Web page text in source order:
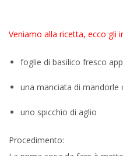
Veniamo alla ricetta, ecco gli
foglie di basilico fresco
una manciata di mandorle
uno spicchio di aglio
Procedimento: